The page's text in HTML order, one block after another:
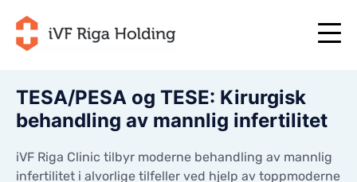
NO
+371 25 641 022
TESA/PESA og TESE: Kirurgisk
behandling av mannlig infertilitet
iVF Riga Clinic tilbyr moderne behandling av mannlig
infertilitet i alvorlige tilfeller ved hjelp av toppmoderne